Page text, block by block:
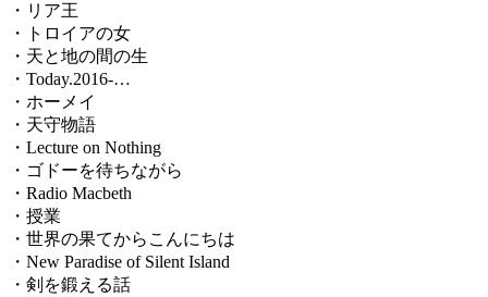
・リア王
・トロイアの女
・天と地の間の生
・Today.2016-…
・ホーメイ
・天守物語
・Lecture on Nothing
・ゴドーを待ちながら
・Radio Macbeth
・授業
・世界の果てからこんにちは
・New Paradise of Silent Island
・剣を鍛える話